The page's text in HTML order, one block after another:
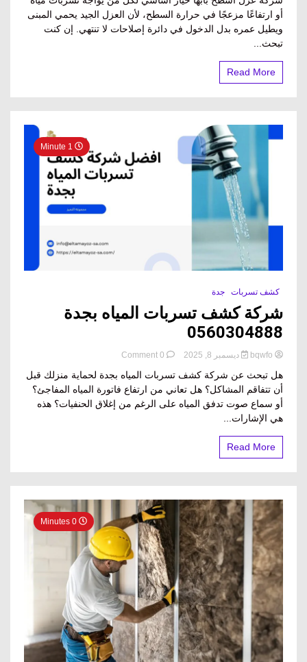
عزل
أسطح
بأبها
أو ارتفاعًا مزعجًا في حرارة السطح، لأن العزل الجيد يحمي المبنى
ويطيل عمره بدل الدخول في دائرة إصلاحات لا تنتهي. إن كنت
تبحث...
Read More
كشف تسربات جدة
شركة كشف تسربات المياه بجدة​
0560304888
ديسمبر 8, 2025 0 Comment
on
كشف
تسربات
المياه
هل تبحث عن شركة كشف تسربات المياه بجدة لحماية منزلك قبل
أن تتفاقم المشاكل؟ هل تعاني من ارتفاع فاتورة المياه المفاجئ؟
أو سماع صوت تدفق المياه على الرغم من إغلاق الحنفيات؟ هذه
هي الإشارات...
Read More